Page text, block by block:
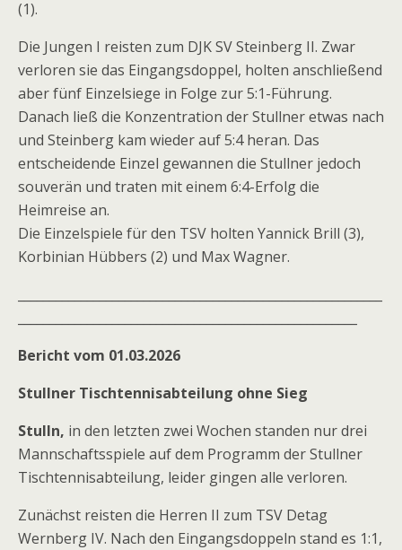
(1).
Die Jungen I reisten zum DJK SV Steinberg II. Zwar
verloren sie das Eingangsdoppel, holten anschließend
aber fünf Einzelsiege in Folge zur 5:1-Führung.
Danach ließ die Konzentration der Stullner etwas nach
und Steinberg kam wieder auf 5:4 heran. Das
entscheidende Einzel gewannen die Stullner jedoch
souverän und traten mit einem 6:4-Erfolg die
Heimreise an.
Die Einzelspiele für den TSV holten Yannick Brill (3),
Korbinian Hübbers (2) und Max Wagner.
Bericht vom 01.03.2026
Stullner Tischtennisabteilung ohne Sieg
Stulln, in den letzten zwei Wochen standen nur drei
Mannschaftsspiele auf dem Programm der Stullner
Tischtennisabteilung, leider gingen alle verloren.
Zunächst reisten die Herren II zum TSV Detag
Wernberg IV. Nach den Eingangsdoppeln stand es 1:1,